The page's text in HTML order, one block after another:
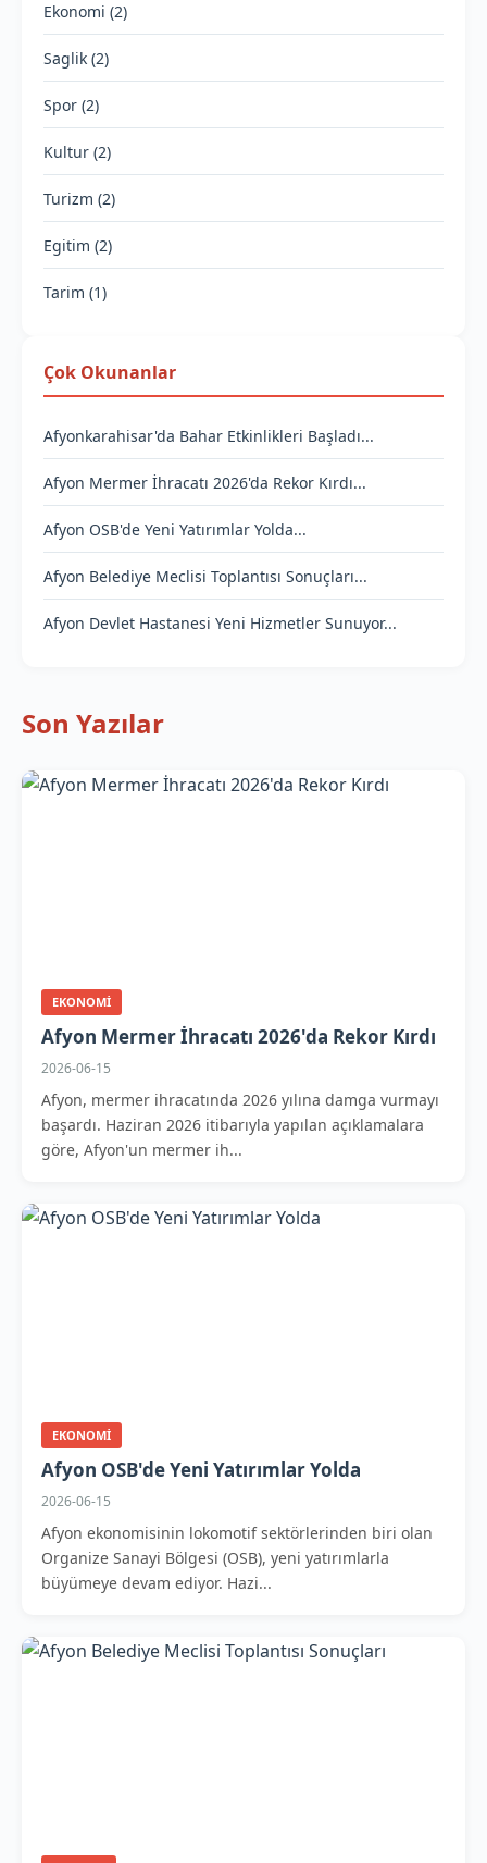
Ekonomi (2)
Saglik (2)
Spor (2)
Kultur (2)
Turizm (2)
Egitim (2)
Tarim (1)
Çok Okunanlar
Afyonkarahisar'da Bahar Etkinlikleri Başladı...
Afyon Mermer İhracatı 2026'da Rekor Kırdı...
Afyon OSB'de Yeni Yatırımlar Yolda...
Afyon Belediye Meclisi Toplantısı Sonuçları...
Afyon Devlet Hastanesi Yeni Hizmetler Sunuyor...
Son Yazılar
EKONOMI
Afyon Mermer İhracatı 2026'da Rekor Kırdı
2026-06-15
Afyon, mermer ihracatında 2026 yılına damga vurmayı
başardı. Haziran 2026 itibarıyla yapılan açıklamalara
göre, Afyon'un mermer ih...
EKONOMI
Afyon OSB'de Yeni Yatırımlar Yolda
2026-06-15
Afyon ekonomisinin lokomotif sektörlerinden biri olan
Organize Sanayi Bölgesi (OSB), yeni yatırımlarla
büyümeye devam ediyor. Hazi...